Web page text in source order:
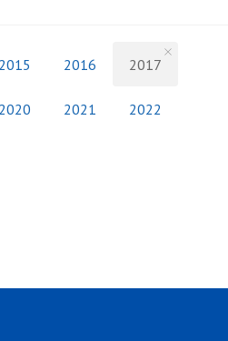
2015 2016 2017
2020 2021 2022